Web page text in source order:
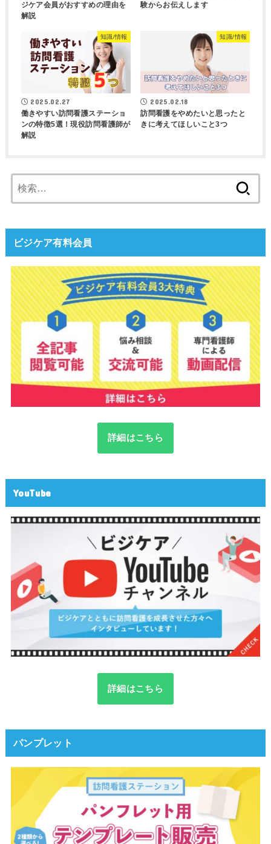
ジケア会員がおすすめの理由を
解説
験からお伝えします
知識/情報
2025.02.27
働きやすい訪問看護ステーショ
ンの特徴5選！現役訪問看護師が
解説
知識/情報
2025.02.18
訪問看護をやめたいと思ったと
きに考えてほしいこと3つ
索:
ビジケア有料会員
詳細はこちら
YouTube
詳細はこちら
パンプレット